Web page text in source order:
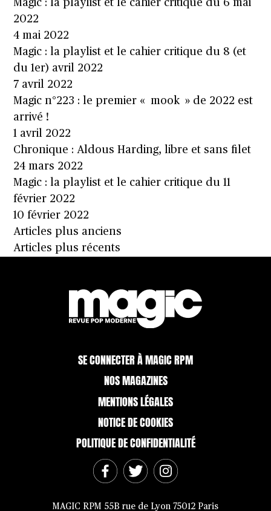
Magic : la playlist et le cahier critique du 6 mai
2022
4 mai 2022
Magic : la playlist et le cahier critique du 8 (et
du 1er) avril 2022
7 avril 2022
Magic n°223 : le premier « mook » de 2022 est
arrivé !
1 avril 2022
Chronique : Aldous Harding, libre et sans filet
24 mars 2022
Magic : la playlist et le cahier critique du 11
février 2022
10 février 2022
Navigation
des
Articles plus anciens
Articles plus récents
SE CONNECTER À MAGIC RPM
NOS MAGAZINES
MENTIONS LÉGALES
NOTICE DE COOKIES
POLITIQUE DE CONFIDENTIALITÉ
MAGIC RPM 55B rue de Lyon 75012 Paris